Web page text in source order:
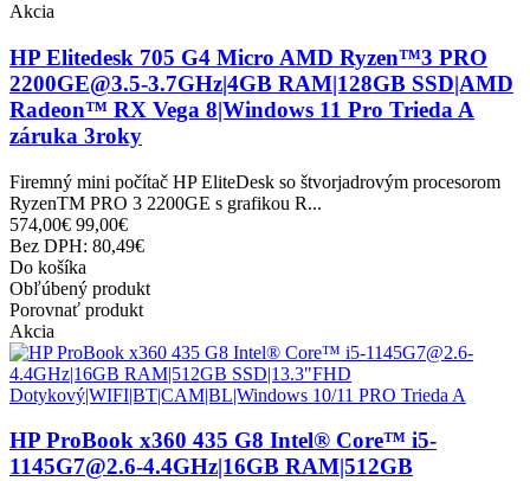
Akcia
HP Elitedesk 705 G4 Micro AMD Ryzen™3 PRO
2200GE@3.5-3.7GHz|4GB RAM|128GB SSD|AMD
Radeon™ RX Vega 8|Windows 11 Pro Trieda A
záruka 3roky
Firemný mini počítač HP EliteDesk so štvorjadrovým procesorom
RyzenTM PRO 3 2200GE s grafikou R...
574,00€ 99,00€
Bez DPH: 80,49€
Do košíka
Obľúbený produkt
Porovnať produkt
Akcia
HP ProBook x360 435 G8 Intel® Core™ i5-
1145G7@2.6-4.4GHz|16GB RAM|512GB